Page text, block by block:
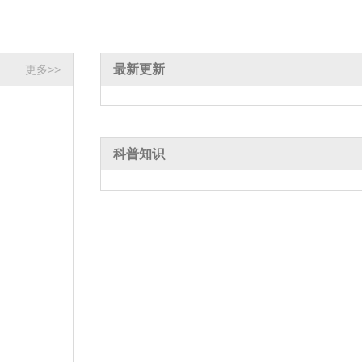
更多>> 最新更新
科普知识